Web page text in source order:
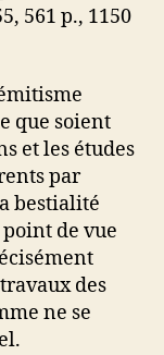
561 p., 1150
que soient
et les études
par
bestialité
de vue
des
ne se